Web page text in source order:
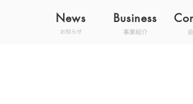
News Business
お知らせ 事業紹介